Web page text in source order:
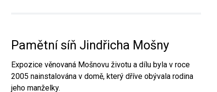
Pamětní síň Jindřicha Mošny
Expozice věnovaná Mošnovu životu a dílu byla v roce
2005 nainstalována v domě, který dříve obývala rodina
jeho manželky.